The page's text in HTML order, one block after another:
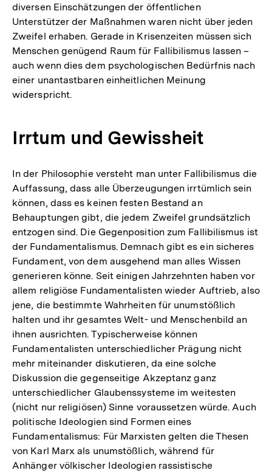
diversen Einschätzungen der öffentlichen
Unterstützer der Maßnahmen waren nicht über jeden
Zweifel erhaben. Gerade in Krisenzeiten müssen sich
Menschen genügend Raum für Fallibilismus lassen –
auch wenn dies dem psychologischen Bedürfnis nach
einer unantastbaren einheitlichen Meinung
widerspricht.
Irrtum und Gewissheit
In der Philosophie versteht man unter Fallibilismus die
Auffassung, dass alle Überzeugungen irrtümlich sein
können, dass es keinen festen Bestand an
Behauptungen gibt, die jedem Zweifel grundsätzlich
entzogen sind. Die Gegenposition zum Fallibilismus ist
der Fundamentalismus. Demnach gibt es ein sicheres
Fundament, von dem ausgehend man alles Wissen
generieren könne. Seit einigen Jahrzehnten haben vor
allem religiöse Fundamentalisten wieder Auftrieb, also
jene, die bestimmte Wahrheiten für unumstößlich
halten und ihr gesamtes Welt- und Menschenbild an
ihnen ausrichten. Typischerweise können
Fundamentalisten unterschiedlicher Prägung nicht
mehr miteinander diskutieren, da eine solche
Diskussion die gegenseitige Akzeptanz ganz
unterschiedlicher Glaubenssysteme im weitesten
(nicht nur religiösen) Sinne voraussetzen würde. Auch
politische Ideologien sind Formen eines
Fundamentalismus: Für Marxisten gelten die Thesen
von Karl Marx als unumstößlich, während für
Anhänger völkischer Ideologien rassistische